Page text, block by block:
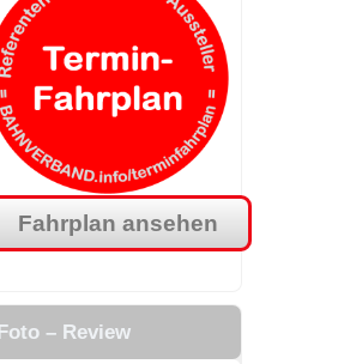
Fahrplan ansehen
Foto – Review